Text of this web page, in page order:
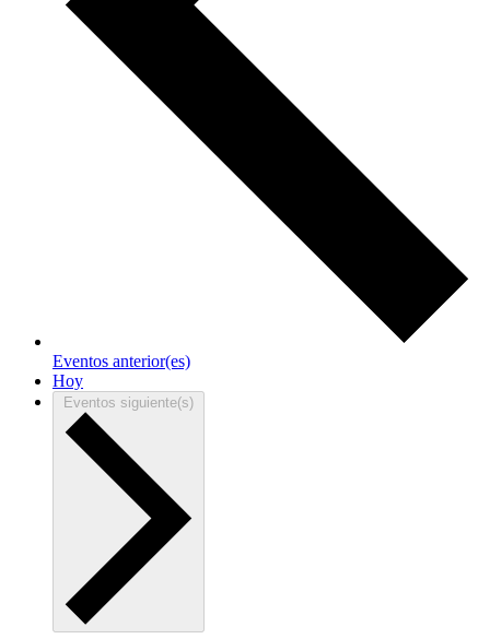
Eventos anterior(es)
Hoy
Eventos siguiente(s)